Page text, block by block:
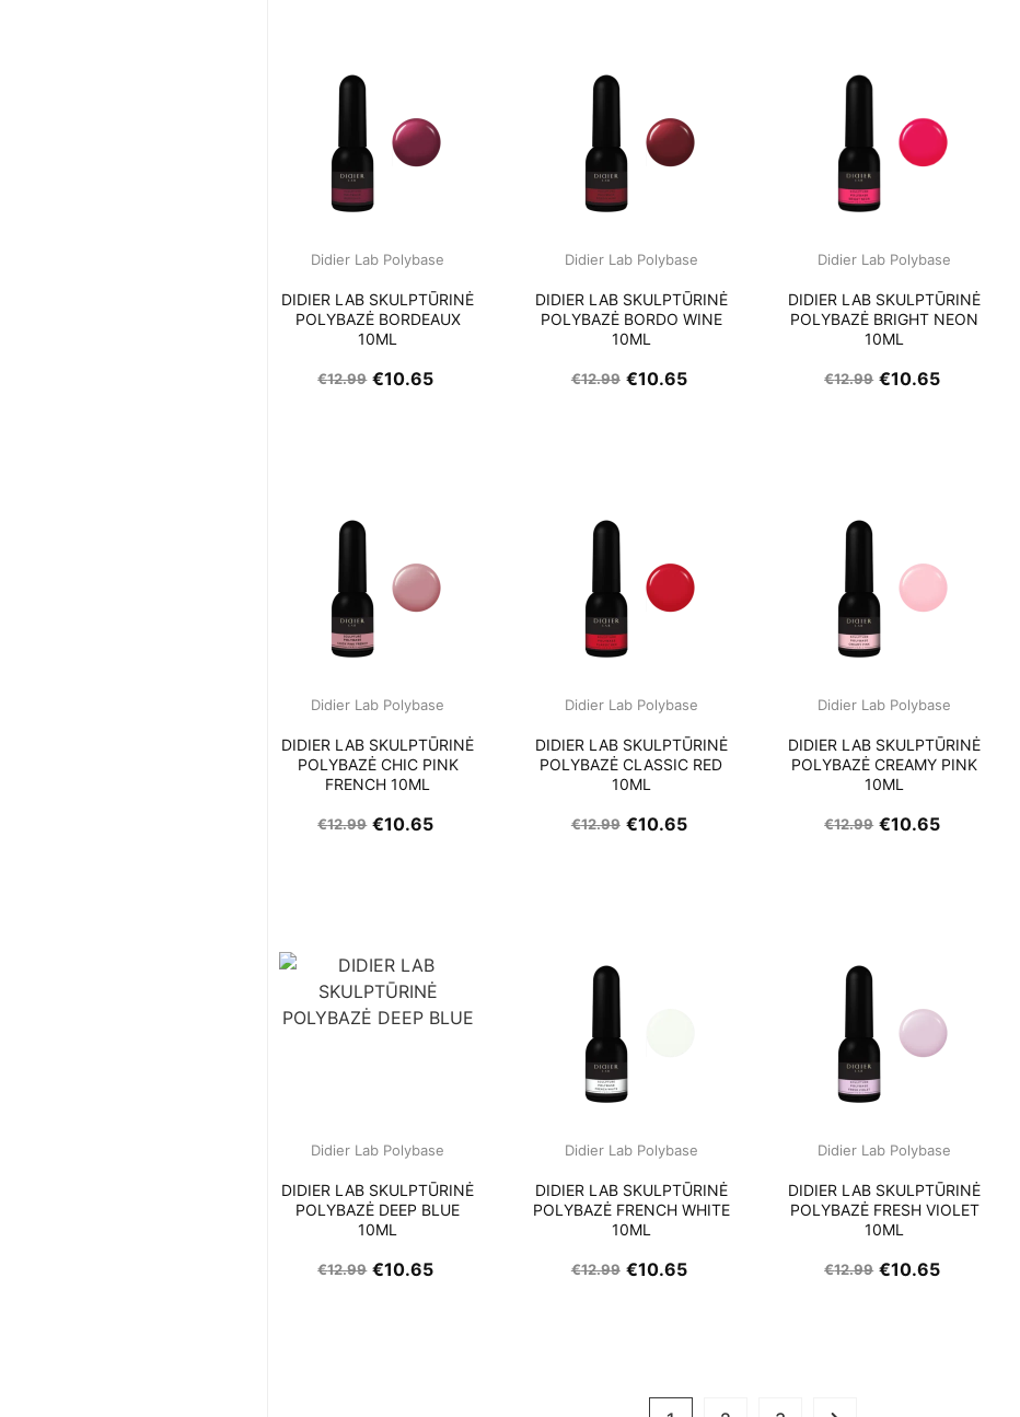
Didier Lab Polybase
DIDIER LAB SKULPTŪRINĖ
POLYBAZĖ BORDEAUX
10ML
€12.99 €10.65
Didier Lab Polybase
DIDIER LAB SKULPTŪRINĖ
POLYBAZĖ BORDO WINE
10ML
€12.99 €10.65
Didier Lab Polybase
DIDIER LAB SKULPTŪRINĖ
POLYBAZĖ BRIGHT NEON
10ML
€12.99 €10.65
Didier Lab Polybase
DIDIER LAB SKULPTŪRINĖ
POLYBAZĖ CHIC PINK
FRENCH 10ML
€12.99 €10.65
Didier Lab Polybase
DIDIER LAB SKULPTŪRINĖ
POLYBAZĖ CLASSIC RED
10ML
€12.99 €10.65
Didier Lab Polybase
DIDIER LAB SKULPTŪRINĖ
POLYBAZĖ CREAMY PINK
10ML
€12.99 €10.65
Didier Lab Polybase
DIDIER LAB SKULPTŪRINĖ
POLYBAZĖ DEEP BLUE
10ML
€12.99 €10.65
Didier Lab Polybase
DIDIER LAB SKULPTŪRINĖ
POLYBAZĖ FRENCH WHITE
10ML
€12.99 €10.65
Didier Lab Polybase
DIDIER LAB SKULPTŪRINĖ
POLYBAZĖ FRESH VIOLET
10ML
€12.99 €10.65